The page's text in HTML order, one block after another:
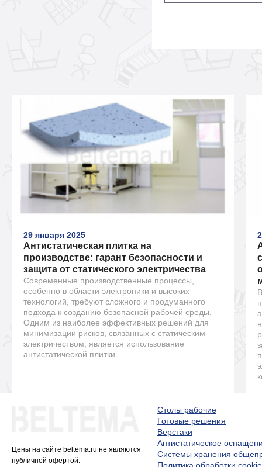
29 января 2025
Антистатическая плитка на
производстве: гарант безопасности и
защита от статического электричества
Современные производственные процессы,
особенно в области электроники и высоких
технологий, требуют сложного и продуманного
подхода к созданию безопасной рабочей среды.
Одним из наиболее эффективных решений для
минимизации рисков, связанных с статическим
электричеством, является использование
антистатической плитки.
Цены на сайте beltema.ru не являются
публичной офертой.
Столы рабочие
Готовые решения
Верстаки
Антистатическое
Системы хранения